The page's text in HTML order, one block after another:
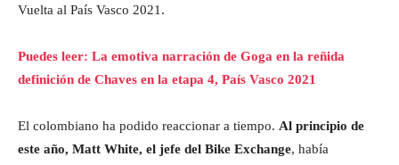
Vuelta al País Vasco 2021.
Puedes leer: La emotiva narración de Goga en la reñida
definición de Chaves en la etapa 4, País Vasco 2021
El colombiano ha podido reaccionar a tiempo. Al principio de
este año, Matt White, el jefe del Bike Exchange, había